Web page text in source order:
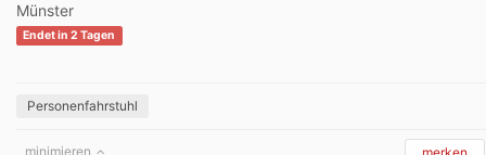
Münster
Endet in 2 Tagen
Personenfahrstuhl
minimieren